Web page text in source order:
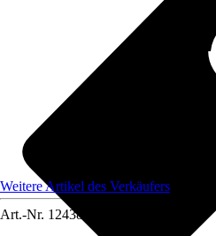
Weitere Artikel des Verkäufers
Art.-Nr. 12438510